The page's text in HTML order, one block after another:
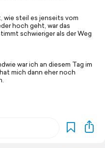
wie steil es jenseits vom
hoch geht, war das
schwieriger als der Weg
war ich an diesem Tag im
mich dann eher noch